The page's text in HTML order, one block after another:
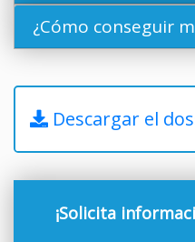
¿Cómo conseguir
¡Solicita